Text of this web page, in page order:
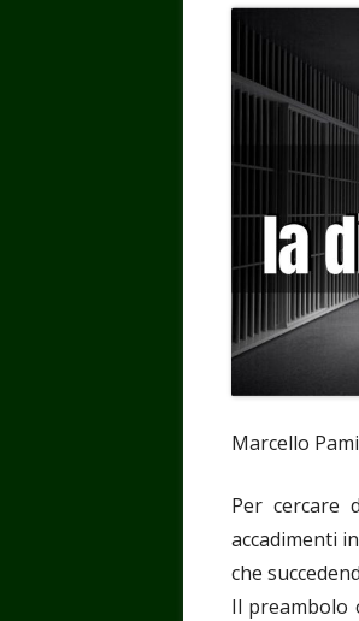
Marcello
Per cercare
accadimenti
che
Il preambolo